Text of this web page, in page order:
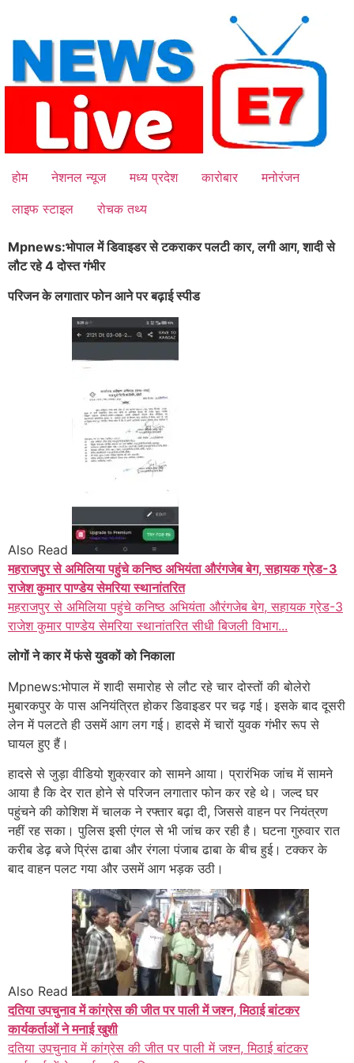
content
होम नेशनल न्यूज मध्य प्रदेश कारोबार
मनोरंजन
लाइफ स्टाइल
रोचक तथ्य
Mpnews:भोपाल में डिवाइडर से टकराकर पलटी कार, लगी आग,शादी से
लौट रहे 4 दोस्त गंभीर
परिजन के लगातार फोन आने पर बढ़ाई स्पीड
Also Read
महराजपुर से अमिलिया पहुंचे कनिष्ठ अभियंता औरंगजेब बेग, सहायक ग्रेड-3
राजेश कुमार पाण्डेय सेमरिया स्थानांतरित
महराजपुर से अमिलिया पहुंचे कनिष्ठ अभियंता औरंगजेब बेग, सहायक ग्रेड-3
राजेश कुमार पाण्डेय सेमरिया स्थानांतरित सीधी बिजली विभाग...
लोगों ने कार में फंसे युवकों को निकाला
Mpnews:भोपाल में शादी समारोह से लौट रहे चार दोस्तों की बोलेरो
मुबारकपुर के पास अनियंत्रित होकर डिवाइडर पर चढ़ गई। इसके बाद दूसरी
लेन में पलटते ही उसमें आग लग गई। हादसे में चारों युवक गंभीर रूप से
घायल हुए हैं।
हादसे से जुड़ा वीडियो शुक्रवार को सामने आया। प्रारंभिक जांच में सामने
आया है कि देर रात होने से परिजन लगातार फोन कर रहे थे। जल्द घर
पहुंचने की कोशिश में चालक ने रफ्तार बढ़ा दी, जिससे वाहन पर नियंत्रण
नहीं रह सका। पुलिस इसी एंगल से भी जांच कर रही है। घटना गुरुवार रात
करीब डेढ़ बजे प्रिंस ढाबा और रंगला पंजाब ढाबा के बीच हुई। टक्कर के
बाद वाहन पलट गया और उसमें आग भड़क उठी।
Also Read
दतिया उपचुनाव में कांग्रेस की जीत पर पाली में जश्न, मिठाई बांटकर
कार्यकर्ताओं ने मनाई खुशी
दतिया उपचुनाव में कांग्रेस की जीत पर पाली में जश्न, मिठाई बांटकर